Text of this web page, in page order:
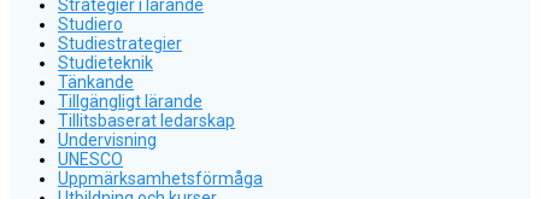
Strategier i lärande
Studiero
Studiestrategier
Studieteknik
Tänkande
Tillgängligt lärande
Tillitsbaserat ledarskap
Undervisning
UNESCO
Uppmärksamhetsförmåga